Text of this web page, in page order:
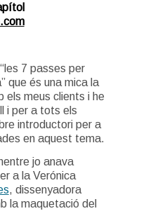
7 passes per
que és una mica la
els meus clients i he
i per a tots els
introductori per a
en aquest tema.
jo anava
a la Verónica
, dissenyadora
la maquetació del